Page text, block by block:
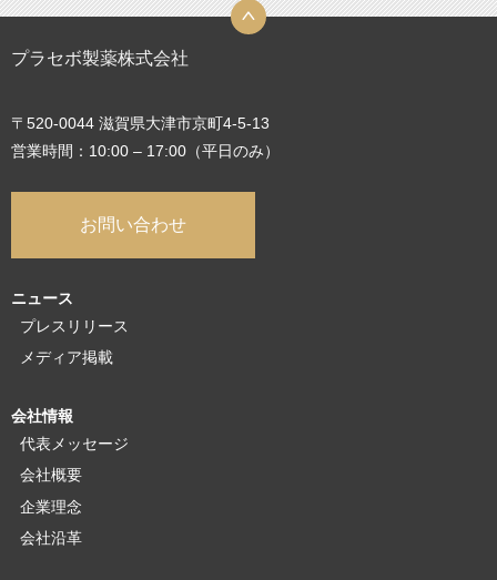
プラセボ製薬株式会社
〒520-0044 滋賀県大津市京町4-5-13
営業時間：10:00 – 17:00（平日のみ）
お問い合わせ
ニュース
プレスリリース
メディア掲載
会社情報
代表メッセージ
会社概要
企業理念
会社沿革